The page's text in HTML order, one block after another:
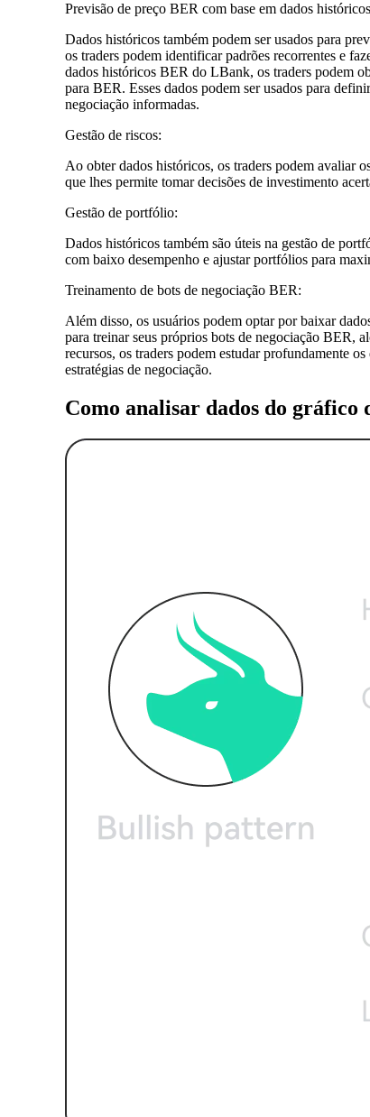
Previsão de preço BER com base em dados
Dados históricos também podem ser usados ​​para
os traders podem identificar padrões recorrentes e
dados históricos BER do LBank, os traders podem
para BER. Esses dados podem ser usados ​​para
negociação informadas.
Gestão de riscos:
Ao obter dados históricos, os traders podem avaliar
que lhes permite tomar decisões de investimento
Gestão de portfólio:
Dados históricos também são úteis na gestão de
com baixo desempenho e ajustar portfólios para
Treinamento de bots de negociação BER:
Além disso, os usuários podem optar por baixar
para treinar seus próprios bots de negociação BER,
recursos, os traders podem estudar profundamente
estratégias de negociação.
Como analisar dados do gráfico